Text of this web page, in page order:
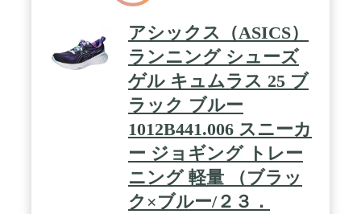
アシックス（ASICS）
ランニング シューズ
ゲル キュムラス 25 ブ
ラック ブルー
1012B441.006 スニーカ
ー ジョギング トレー
ニング 軽量 （ブラッ
ク×ブルー/２３．